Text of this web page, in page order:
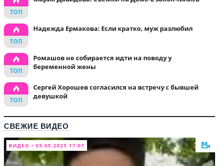
Надежда Ермакова: Если кратко, муж разлюбил
Ромашов не собирается идти на поводу у
беременной жены
Сергей Хорошев согласился на встречу с бывшей
девушкой
СВЕЖИЕ ВИДЕО
ВИДЕО • 05.05.2025 17:07